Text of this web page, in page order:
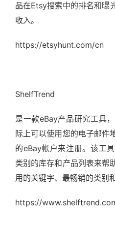
品在Etsy搜索中的排名和曝
收入。
https://etsyhunt.com/cn
ShelfTrend
是一款eBay产品研究工具
际上可以使用您的电子邮件
的eBay帐户来注册。该工
类别的库存和产品列表来帮
用的关键字、最畅销的类别
https://